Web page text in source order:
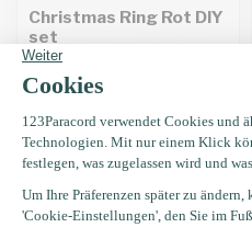
Christmas Ring Rot DIY
set
€3,95
Auf Lager